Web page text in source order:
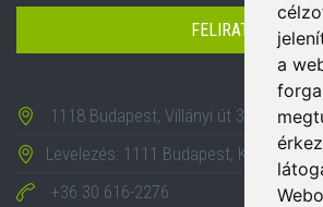
a
FELIRATKOZÁS
1118 Budapest, Villányi út 35-43.
Levelezés: 1111 Budapest, Karinthy
+36 30 616-2276